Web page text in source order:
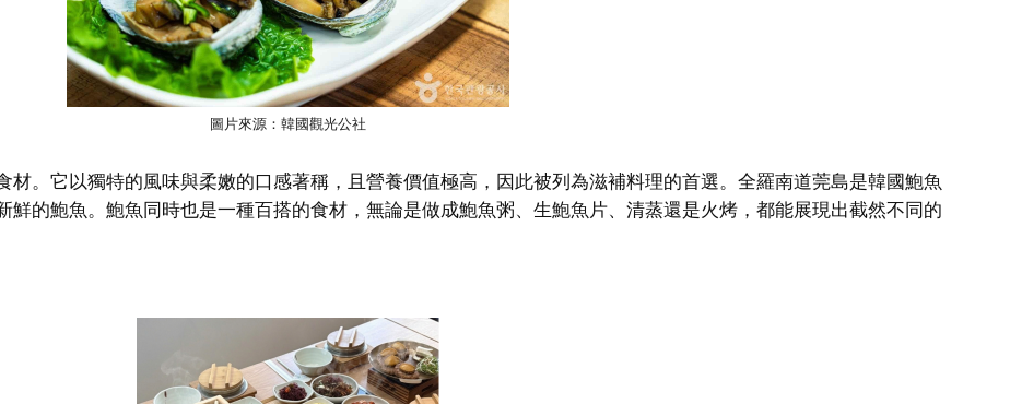
圖片來源：韓國觀光公社
材。它以獨特的風味與柔嫩的口感著稱，且營養價值極高，因此被列為滋補料理的首選。全羅南道莞島是韓國鮑魚
鮮的鮑魚。鮑魚同時也是一種百搭的食材，無論是做成鮑魚粥、生鮑魚片、清蒸還是火烤，都能展現出截然不同的